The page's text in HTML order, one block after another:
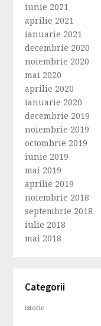
iunie 2021
aprilie 2021
ianuarie 2021
decembrie 2020
noiembrie 2020
mai 2020
aprilie 2020
ianuarie 2020
decembrie 2019
noiembrie 2019
octombrie 2019
iunie 2019
mai 2019
aprilie 2019
noiembrie 2018
septembrie 2018
iulie 2018
mai 2018
Categorii
istorie